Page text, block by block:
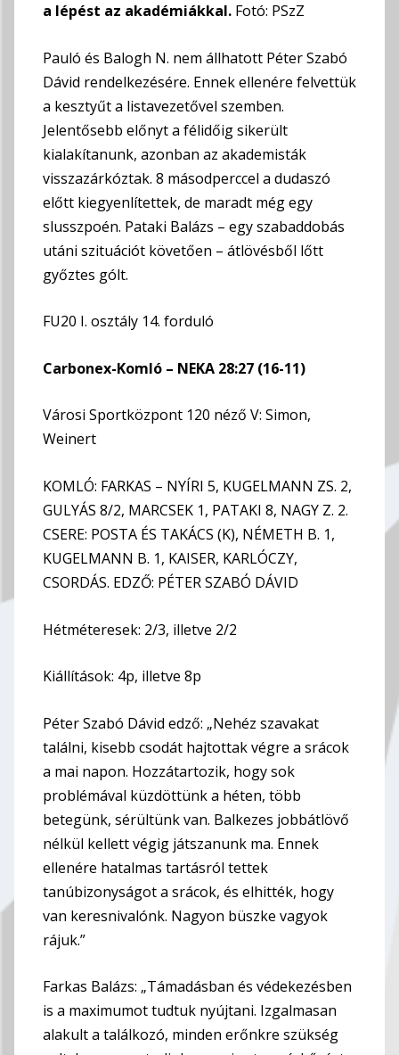
a lépést az akadémiákkal.Fotó: PSzZ
Pauló és Balogh N. nem állhatott Péter Szabó
Dávid rendelkezésére. Ennek ellenére felvettük
a kesztyűt a listavezetővel szemben.
Jelentősebb előnyt a félidőig sikerült
kialakítanunk, azonban az akademisták
visszazárkóztak. 8 másodperccel a dudaszó
előtt kiegyenlítettek, de maradt még egy
slusszpoén. Pataki Balázs – egy szabaddobás
utáni szituációt követően – átlövésből lőtt
győztes gólt.
FU20 I. osztály 14. forduló
Carbonex-Komló – NEKA 28:27 (16-11)
Városi Sportközpont 120 néző V: Simon,
Weinert
KOMLÓ: FARKAS – NYÍRI 5, KUGELMANN ZS. 2,
GULYÁS 8/2, MARCSEK 1, PATAKI 8, NAGY Z. 2.
CSERE: POSTA ÉS TAKÁCS (K), NÉMETH B. 1,
KUGELMANN B. 1, KAISER, KARLÓCZY,
CSORDÁS. EDZŐ: PÉTER SZABÓ DÁVID
Hétméteresek: 2/3, illetve 2/2
Kiállítások: 4p, illetve 8p
Péter Szabó Dávid edző: „Nehéz szavakat
találni, kisebb csodát hajtottak végre a srácok
a mai napon. Hozzátartozik, hogy sok
problémával küzdöttünk a héten, több
betegünk, sérültünk van. Balkezes jobbátlövő
nélkül kellett végig játszanunk ma. Ennek
ellenére hatalmas tartásról tettek
tanúbizonyságot a srácok, és elhitték, hogy
van keresnivalónk. Nagyon büszke vagyok
rájuk.”
Farkas Balázs: „Támadásban és védekezésben
is a maximumot tudtuk nyújtani. Izgalmasan
alakult a találkozó, minden erőnkre szükség